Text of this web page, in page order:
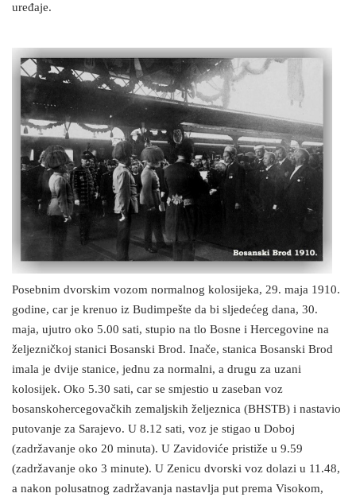
uređaje.
Posebnim dvorskim vozom normalnog kolosijeka, 29. maja 1910.
godine, car je krenuo iz Budimpešte da bi sljedećeg dana, 30.
maja, ujutro oko 5.00 sati, stupio na tlo Bosne i Hercegovine na
željezničkoj stanici Bosanski Brod. Inače, stanica Bosanski Brod
imala je dvije stanice, jednu za normalni, a drugu za uzani
kolosijek. Oko 5.30 sati, car se smjestio u zaseban voz
bosanskohercegovačkih zemaljskih željeznica (BHSTB) i nastavio
putovanje za Sarajevo. U 8.12 sati, voz je stigao u Doboj
(zadržavanje oko 20 minuta). U Zavidoviće pristiže u 9.59
(zadržavanje oko 3 minute). U Zenicu dvorski voz dolazi u 11.48,
a nakon polusatnog zadržavanja nastavlja put prema Visokom,